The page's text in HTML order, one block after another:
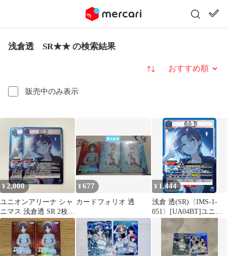
浅倉透 SR★★ の検索結果
販売中のみ表示
並び替え
¥2,000
ユニオンアリーナ シャ
ニマス 浅倉透 SR 2枚セ
ット
¥677
カードフォリオ 透
¥ 1,444
浅倉 透(SR)〈IMS-1-
051〉[UA04BT]ユニア
リ シャニマス